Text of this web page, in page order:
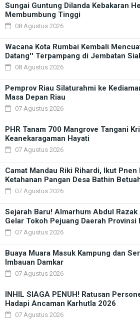
Sungai Guntung Dilanda Kebakaran
Membumbung Tinggi
08 Agustus 2026
Wacana Kota Rumbai Kembali
Datang'' Terpampang di Jembatan
08 Agustus 2026
Pemprov Riau Silaturahmi ke
Masa Depan Riau
07 Agustus 2026
PHR Tanam 700 Mangrove Tangani
Keanekaragaman Hayati
07 Agustus 2026
Camat Mandau Riki Rihardi, Ikut
Ketahanan Pangan Desa Bathin
07 Agustus 2026
Sejarah Baru! Almarhum Abdul
Gelar Tokoh Pejuang Daerah Provinsi
07 Agustus 2026
Buaya Muara Masuk Kampung dan
Imbauan Damkar
07 Agustus 2026
INHIL SIAGA PENUH! Ratusan
Hadapi Ancaman Karhutla 2026
07 Agustus 2026